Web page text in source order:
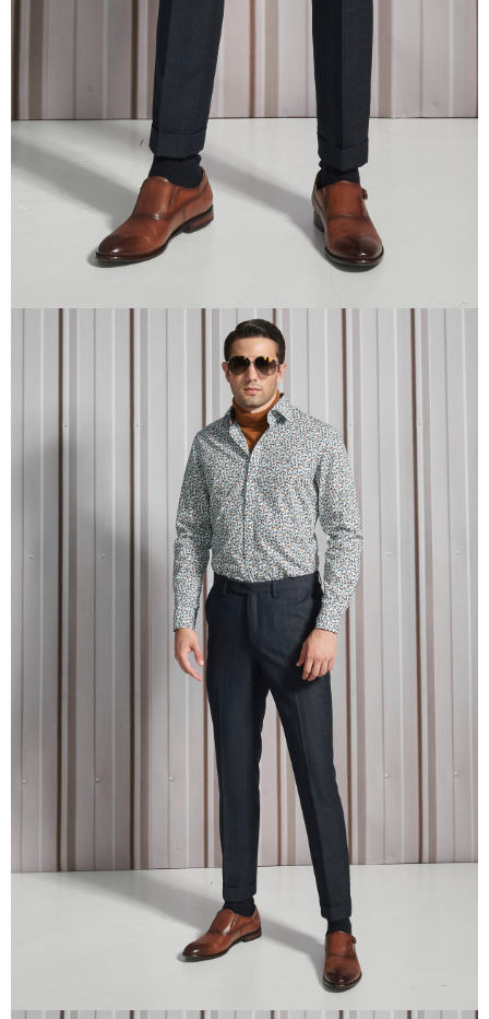
３．未成年的使用者請事先徵得法定代理人或監護人之同意方可使用
「AFTEE先享後付」，若未經同意申辦者引起之損失，本公司不負相關責
４．使用「AFTEE先享後付」時，將依據個別帳號之用戶狀況，依本公司即
時審查核予不同之上限額度；若仍有額度不足之情形，本公司將視審查結果
請求用戶進行身份認證。
５．嚴禁一人註冊多個帳號或使用他人資訊註冊。若發現惡意使用之情形，
恩沛科技股份有限公司將有權停止該用戶之使用額度並採取法律行動。